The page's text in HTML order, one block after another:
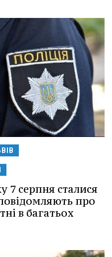
7 серпня сталися
про
в багатьох